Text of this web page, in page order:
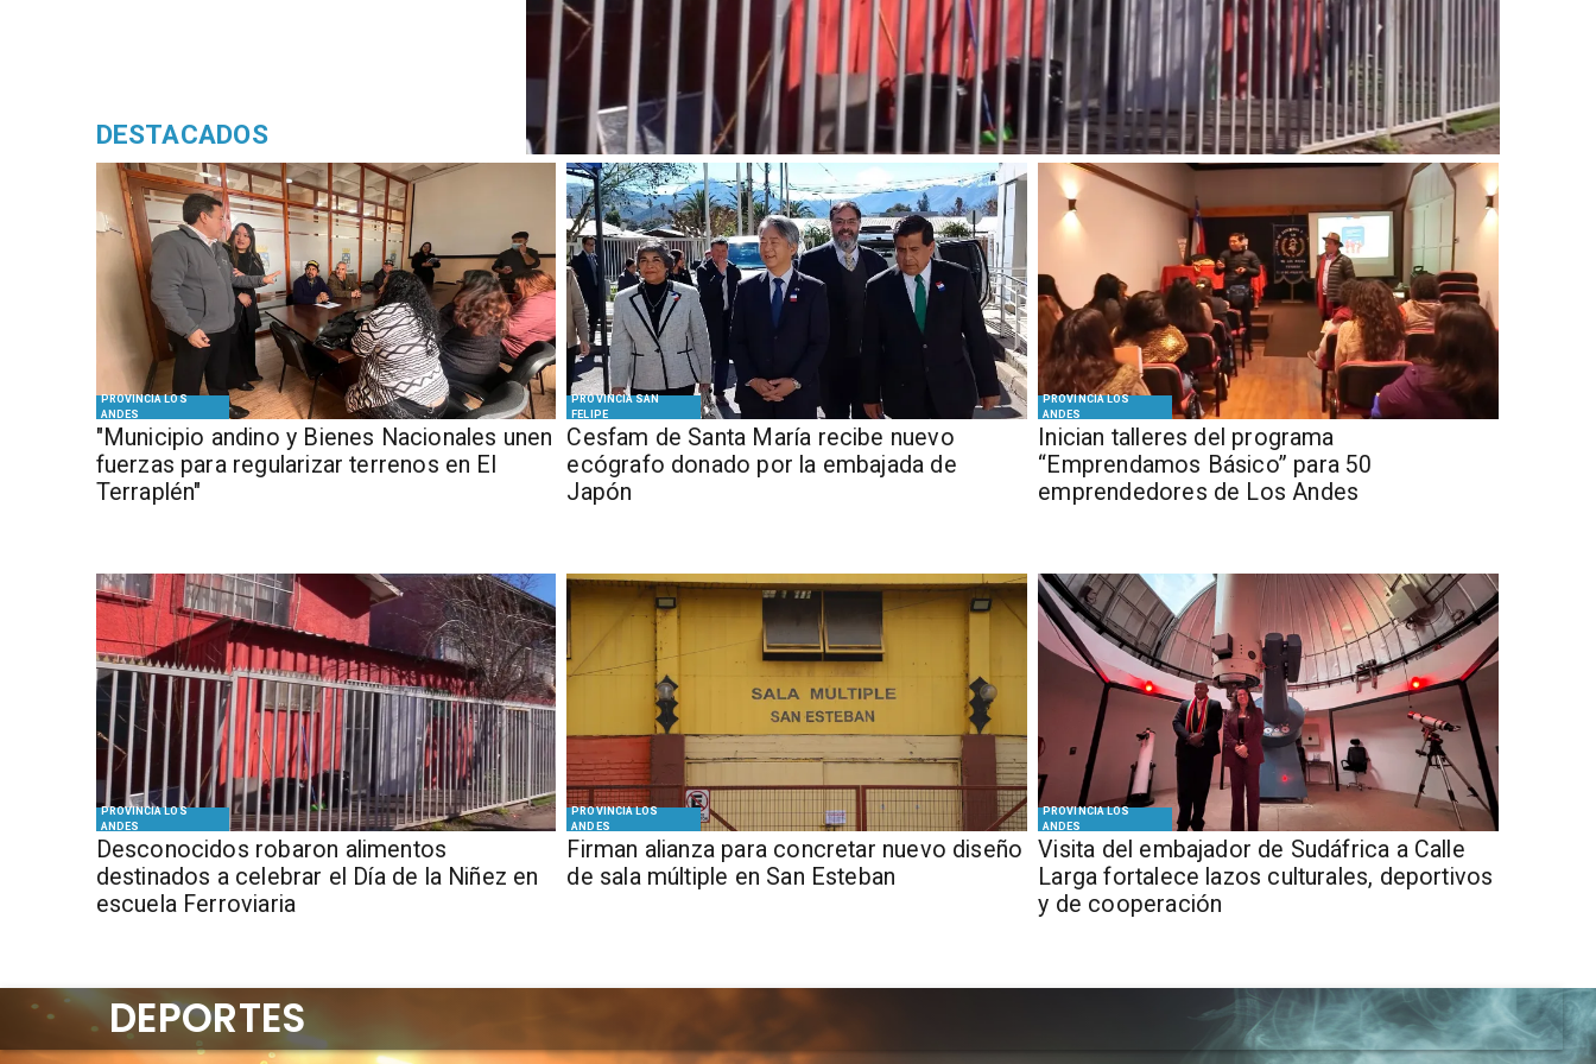
PROVINCIA LOS
ANDES
"Municipio andino y Bienes Nacionales unen
fuerzas para regularizar terrenos en El
Terraplén"
PROVINCIA SAN
FELIPE
Cesfam de Santa María recibe nuevo
ecógrafo donado por la embajada de
Japón
PROVINCIA LOS
ANDES
Inician talleres del programa
“Emprendamos Básico” para 50
emprendedores de Los Andes
PROVINCIA LOS
ANDES
Desconocidos robaron alimentos
destinados a celebrar el Día de la Niñez en
escuela Ferroviaria
PROVINCIA LOS
ANDES
​​Firman alianza para concretar nuevo diseño
de sala múltiple en San Esteban
PROVINCIA LOS
ANDES
​Visita del embajador de Sudáfrica a Calle
Larga fortalece lazos culturales, deportivos
y de cooperación
DESTACADOS
DEPORTES